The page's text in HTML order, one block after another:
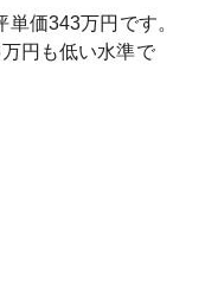
単価343万円です。
万円も低い水準で